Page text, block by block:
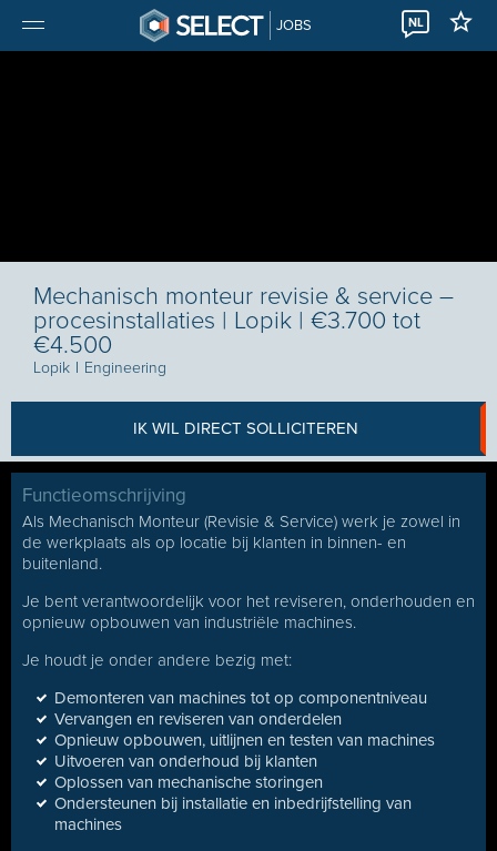
JOBS NL
Mechanisch monteur revisie & service –
procesinstallaties | Lopik | €3.700 tot
€4.500
Lopik I Engineering
IK WIL DIRECT SOLLICITEREN
Functieomschrijving
Als Mechanisch Monteur (Revisie & Service) werk je zowel in
de werkplaats als op locatie bij klanten in binnen- en
buitenland.
Je bent verantwoordelijk voor het reviseren, onderhouden en
opnieuw opbouwen van industriële machines.
Je houdt je onder andere bezig met:
Demonteren van machines tot op componentniveau
Vervangen en reviseren van onderdelen
Opnieuw opbouwen, uitlijnen en testen van machines
Uitvoeren van onderhoud bij klanten
Oplossen van mechanische storingen
Ondersteunen bij installatie en inbedrijfstelling van
machines